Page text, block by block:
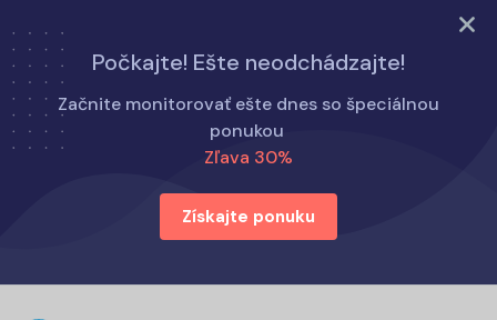
Vyskúšajte teraz
Počkajte! Ešte neodchádzajte!
Začnite monitorovať ešte dnes so špeciálnou
ponukou
Zľava 30%
Získajte ponuku
Domov
Ako na to
Zistite, ako okamžite zistiť, s kým niekto komunikuje na
Snapchate
Zistite, ako okamžite zistiť, s kým